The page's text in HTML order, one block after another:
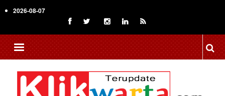
to
content
2026-08-07